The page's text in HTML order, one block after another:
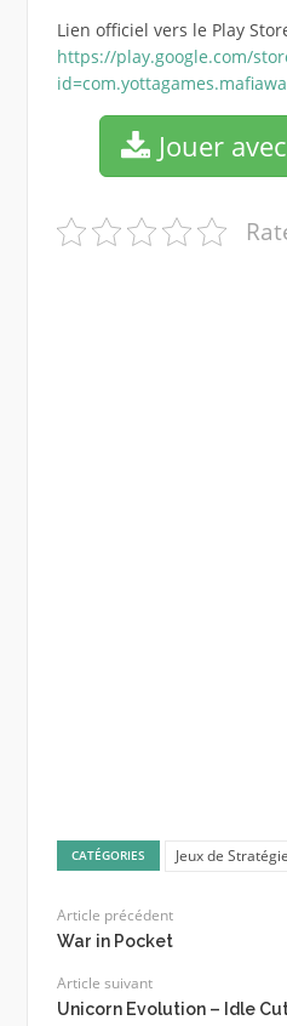
Lien officiel vers le Play
https://play.google.com/
Jouer
CATÉGORIES Jeux de Stratégie
Article précédent
War in Pocket
Article suivant
Unicorn Evolution – Idle